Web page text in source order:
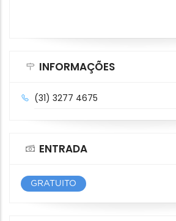
INFORMAÇÕES
(31) 3277 4675
ENTRADA
GRATUITO